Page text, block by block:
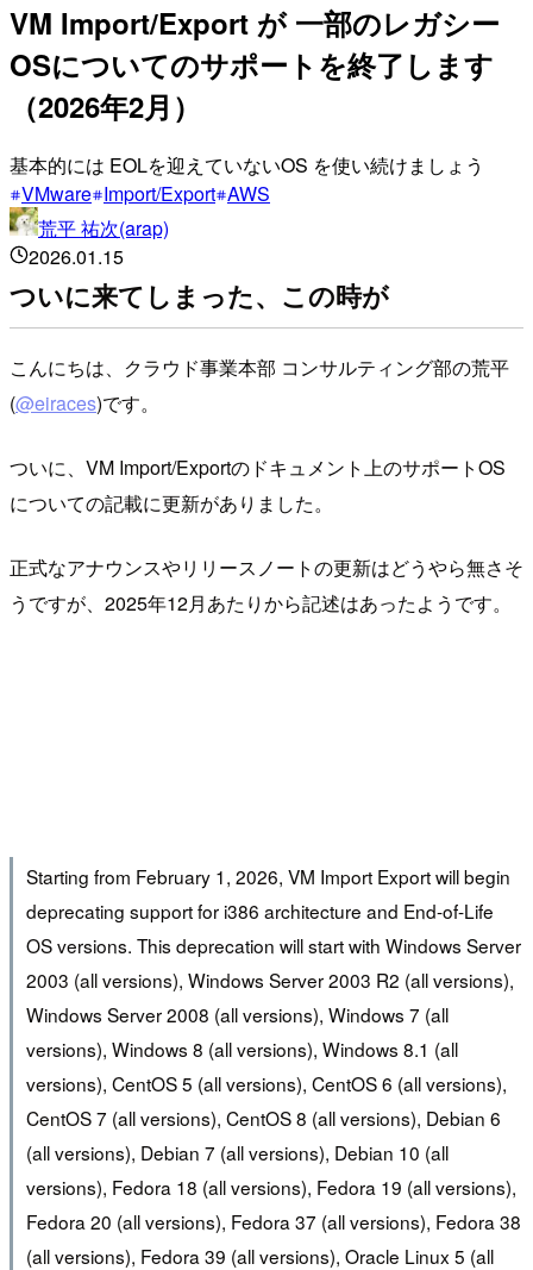
VM Import/Export が 一部のレガシー
OSについてのサポートを終了します
（2026年2月）
基本的には EOLを迎えていないOS を使い続けましょう
VMware Import/Export AWS
荒平 祐次(arap)
2026.01.15
ついに来てしまった、この時が
こんにちは、クラウド事業本部 コンサルティング部の荒平
(@eiraces)です。
ついに、VM Import/Exportのドキュメント上のサポートOS
についての記載に更新がありました。
正式なアナウンスやリリースノートの更新はどうやら無さそ
うですが、2025年12月あたりから記述はあったようです。
Starting from February 1, 2026, VM Import Export will begin
deprecating support for i386 architecture and End-of-Life
OS versions. This deprecation will start with Windows Server
2003 (all versions), Windows Server 2003 R2 (all versions),
Windows Server 2008 (all versions), Windows 7 (all
versions), Windows 8 (all versions), Windows 8.1 (all
versions), CentOS 5 (all versions), CentOS 6 (all versions),
CentOS 7 (all versions), CentOS 8 (all versions), Debian 6
(all versions), Debian 7 (all versions), Debian 10 (all
versions), Fedora 18 (all versions), Fedora 19 (all versions),
Fedora 20 (all versions), Fedora 37 (all versions), Fedora 38
(all versions), Fedora 39 (all versions), Oracle Linux 5 (all